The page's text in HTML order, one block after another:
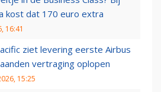
kost dat 170 euro extra
16:41
ziet levering eerste Airbus
vertraging oplopen
15:25